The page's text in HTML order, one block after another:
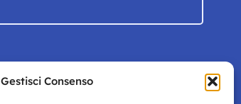
Gestisci Consenso